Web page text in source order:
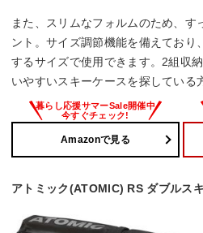
また、スリムなフォルムのため、す
ント。サイズ調節機能を備えており
するサイズで使用できます。2組収
いやすいスキーケースを探している
Amazonで見る
アトミック(ATOMIC) RS ダブルス